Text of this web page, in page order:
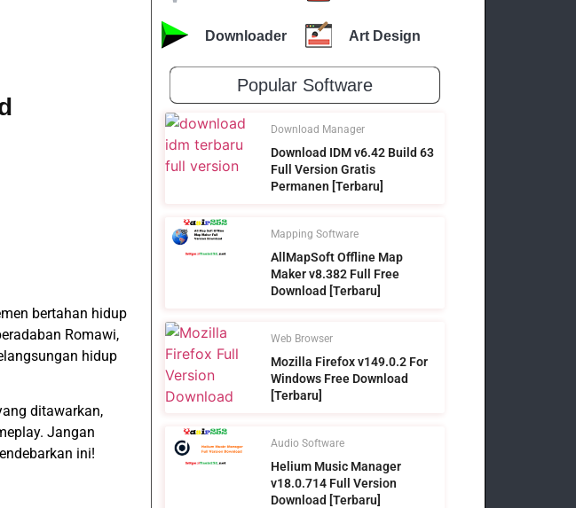
bertahan hidup
Romawi,
hidup
ditawarkan,
Jangan
ini!
Downloader Art Design
Popular Software
Download Manager
Download IDM v6.42 Build 63
Full Version Gratis
Permanen [Terbaru]
Mapping Software
AllMapSoft Offline Map
Maker v8.382 Full Free
Download [Terbaru]
Web Browser
Mozilla Firefox v149.0.2 For
Windows Free Download
[Terbaru]
Audio Software
Helium Music Manager
v18.0.714 Full Version
Download [Terbaru]